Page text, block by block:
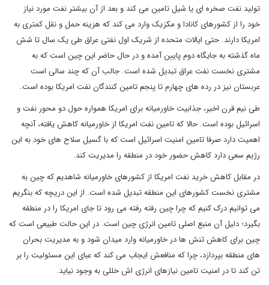
تولید نفت صخره ای یا شیل تامین می کند و بعد از آن بیشتر نفت مورد نیاز
خود را از کشورهای کانادا و مکزیک وارد می کند که هزینه حمل و نقل کمتری به
امریکا دارند. حتی ایالات متحده از شریک اول نفتی عراق طی یک سال تا شش
ماه گذشته به جایگاه دوم پایین آمده و در حال حاضر این چین است که به
مشتری نخست نفت عراق تبدیل شده است. جالب آن که چند سالی است
عربستان نیز در رده های چهارم تا پنجم تامین کنندگان نفت امریکا بوده است.
طی نیم قرن اخیر، جذابیت خاورمیانه برای امریکا همواره حول دو محور نفت و
اسرائیل بوده است. حالا که تامین نفت امریکا از خاورمیانه کاهش یافته، آنچه
اهمیت دارد صرفا تامین امنیت اسرائیل است که با گسیل سلاح های خود به این
رژیم سعی دارد کاهش حضور خود در منطقه را مدیریت کند.
در مقابل کاهش خرید نفت امریکا از کشورهای خاورمیانه شاهدیم که چین به
مشتری نخست کشورهای این منطقه تبدیل شده است. از این دریچه که بنگریم
می توانیم درک کنیم که چرا چین رفته رفته می رود تا جای امریکا را در منطقه
بگیرد؛ دلیل آن منبع اصلی تامین انرژی چین است. در این حالت طبیعی است که
چین برای کاهش تنش ها در خاورمیانه وارد میدان شود و به مدیریت بحران
های منطقه بپردازد، چرا که منافعش ایجاب می کند که عبای این مسئولیت را بر
تن کند تا در امنیت تامین نیازهای انرژی اش خللی به وجود نیاید.